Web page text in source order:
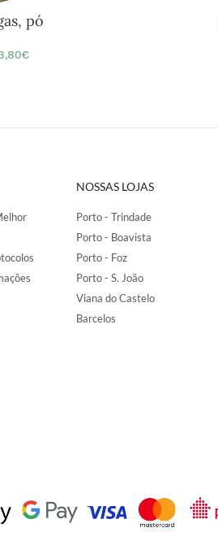
pó
€
NOSSAS LOJAS
Porto - Trindade
Porto - Boavista
Porto - Foz
Porto - S. João
Viana do Castelo
Barcelos